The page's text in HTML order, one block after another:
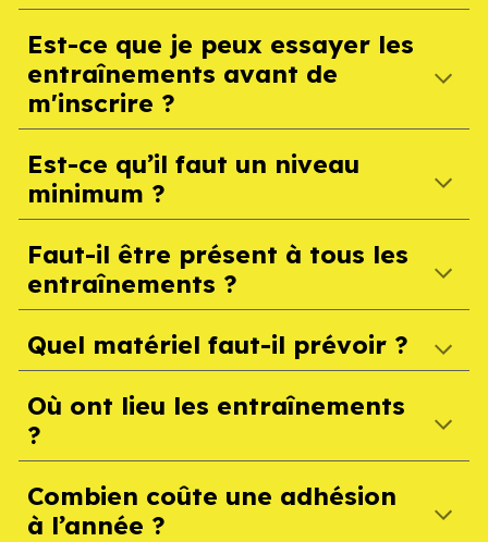
Est-ce que je peux essayer les
entraînements avant de
m'inscrire ?
Est-ce qu’il faut un niveau
minimum ?
Faut-il être présent à tous les
entraînements ?
Quel matériel faut-il prévoir ?
Où ont lieu les entraînements
?
Combien coûte une adhésion
à l’année ?